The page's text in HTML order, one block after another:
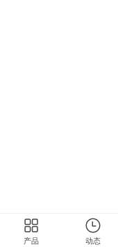
产品 动态